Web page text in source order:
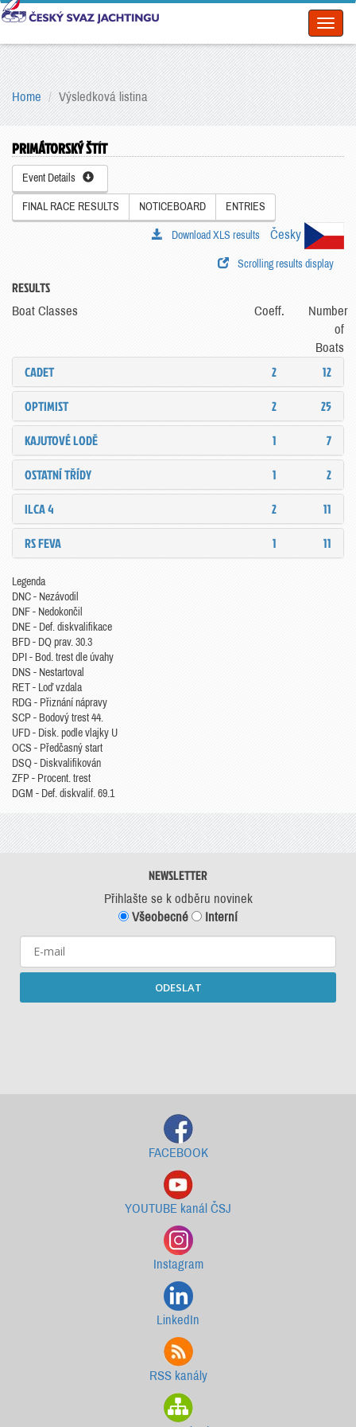
Home Výsledková listina
PRIMÁTORSKÝ ŠTÍT
Event Details
FINAL RACE RESULTS NOTICEBOARD ENTRIES
Česky
Download XLS results
Scrolling results display
RESULTS
Boat Classes Coeff.
Number
of
Boats
CADET 2
12
OPTIMIST
2
25
KAJUTOVÉ LODĚ
1
7
OSTATNÍ TŘÍDY
1
2
ILCA 4
2
11
RS FEVA
1 11
Legenda
DNC - Nezávodil
DNF - Nedokončil
DNE - Def. diskvalifikace
BFD - DQ prav. 30.3
DPI - Bod. trest dle úvahy
DNS - Nestartoval
RET - Loď vzdala
RDG - Přiznání nápravy
SCP - Bodový trest 44.
UFD - Disk. podle vlajky U
OCS - Předčasný start
DSQ - Diskvalifikován
ZFP - Procent. trest
DGM - Def. diskvalif. 69.1
NEWSLETTER
Přihlašte se k odběru novinek
Všeobecné
Interní
ODESLAT
FACEBOOK
YOUTUBE kanál ČSJ
Instagram
LinkedIn
RSS kanály